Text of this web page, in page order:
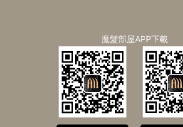
魔髮部屋APP下載